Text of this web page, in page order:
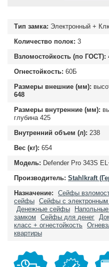
Тип замка: Электронный +
Количество полок: 3
Взломостойкость (по ГОСТ):
Огнестойкость: 60Б
Размеры внешние (мм):
648
Размеры внутренние (мм):
глубина 425
Внутренний объем (л): 238
Вес (кг): 654
Модель: Defender Pro 343S
Производитель: Stahlkraft
Назначение:
Сейфы
сейфы Сейфы с электронным
Денежные сейфы
замком
Сейфы для денег
класс + огнестойкость
квартиры